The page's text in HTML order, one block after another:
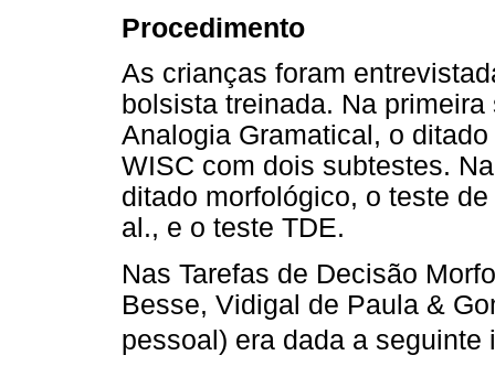
Procedimento
As crianças foram
bolsista treinada. Na
Analogia Gramatical, o
WISC com dois subtestes.
ditado morfológico, o teste
al., e o teste TDE.
Nas Tarefas de Decisão
Besse, Vidigal de Paula &
pessoal) era dada a seguinte